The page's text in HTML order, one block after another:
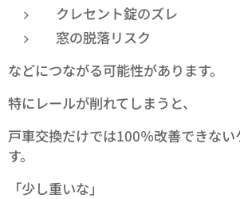
クレセント錠のズレ
窓の脱落リスク
などにつながる可能性があります。
特にレールが削れてしまうと、
戸車交換だけでは100％改善できない
す。
「少し重いな」